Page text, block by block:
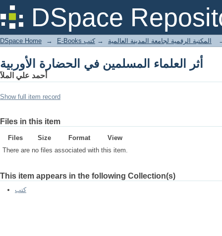
DSpace
أثر العلماء المسلمين في الحضارة الأوربية
DSpace Home → E-Books المكتبة الرقمية لجامعة المدينة العالمية → كتب
أثر العلماء المسلمين في الحضارة الأوربية
أحمد علي الملآ
Show full item record
Files in this item
Files Size Format
View
There are no files associated with this item.
This item appears in the following Collection(s)
كتب